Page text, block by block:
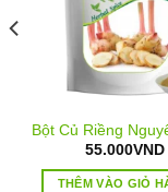
Bột Củ Riềng
55.000VND
THÊM VÀO GIỎ